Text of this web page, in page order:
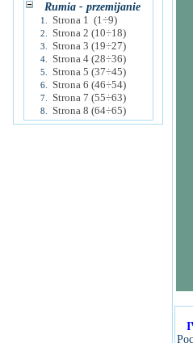
Rumia - przemijanie
1. Strona 1 (1÷9)
2. Strona 2 (10÷18)
3. Strona 3 (19÷27)
4. Strona 4 (28÷36)
5. Strona 5 (37÷45)
6. Strona 6 (46÷54)
7. Strona 7 (55÷63)
8. Strona 8 (64÷65)